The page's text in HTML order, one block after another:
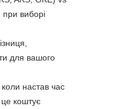
виборі
для вашого
настав час
це коштує